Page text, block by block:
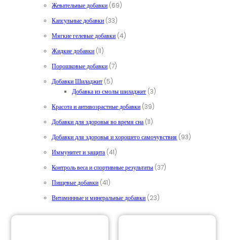
Жевательные добавки 6969 товаров
Капсульные добавки 3333 товара
Мягкие гелевые добавки 44 товара
Жидкие добавки 1111 товаров
Порошковые добавки 77 товаров
Добавки Шиладжит 55 товаров
Добавка из смолы шиладжит 33 товара
Красота и антивозрастные добавки 3939 товаров
Добавки для здоровья во время сна 1111 товаров
Добавки для здоровья и хорошего самочувствия 9393 товара
Иммунитет и защита 4141 товар
Контроль веса и спортивные результаты 3737 товаров
Пищевые добавки 4141 товар
Витаминные и минеральные добавки 2323 товара